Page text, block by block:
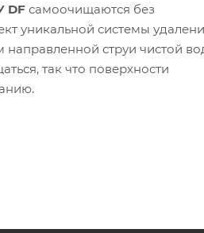
DF самоочищаются без
уникальной системы
направленной струи чистой
так что поверхности